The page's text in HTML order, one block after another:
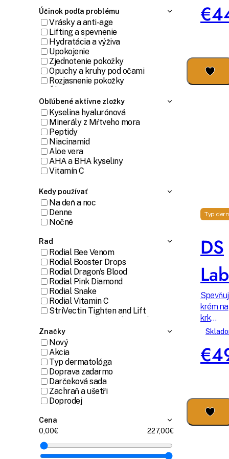
Účinok podľa problému
Vrásky a anti-age
Lifting a spevnenie
Hydratácia a výživa
Upokojenie
Zjednotenie pokožky
Opuchy a kruhy pod očami
Rozjasnenie pokožky
Proti začervenaniu
Zníženie tvorby kožného mazu a
matovania
Proti akné
Póry a čierne bodky
Ekzém
Ochrana pred slnkom
Podbradok
Rast rias a obočia
Bielenie zubov
Starostlivosť o pery a okolie
Proti striám
Obľúbené aktívne zložky
Kyselina hyalurónová
Minerály z Mŕtveho mora
Peptidy
Niacinamid
Aloe vera
AHA a BHA kyseliny
Vitamín C
Niacín
Retinol a retinal
Nanoxidil
Bakuchiol
Vitamín E
Kolagén
Kedy používať
Na deň a noc
Denne
Nočné
Rad
Rodial Bee Venom
Rodial Booster Drops
Rodial Dragon's Blood
Rodial Pink Diamond
Rodial Snake
Rodial Vitamin C
StriVectin Tighten and Lift
StriVectin Anti-wrinkle
StriVectin Multi-action
StriVectin Advanced acids
Ahava Cleanse
Ahava Hydrate
Ahava Even Tone
Ahava Anti-wrinkle
Rilastil Aqua
Rilastil Daily Care
Rilastil Acnestil
Rilastil Xerolact
Rilastil Hydrotenseur
Rilastil D-Clar
Značky
Nový
Akcia
Typ dermatológa
Doprava zadarmo
Darčeková sada
Zachraň a ušetři
Doprodej
Cena
0,00
227,00
Typ
DS
krém na
krk
VEXUM